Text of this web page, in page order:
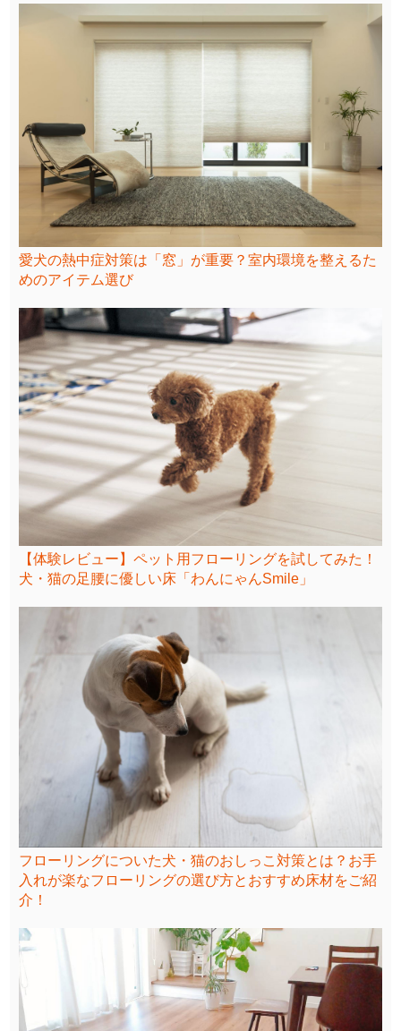
愛犬の熱中症対策は「窓」が重要？室内環境を整えるた
めのアイテム選び
【体験レビュー】ペット用フローリングを試してみた！
犬・猫の足腰に優しい床「わんにゃんSmile」
フローリングについた犬・猫のおしっこ対策とは？お手
入れが楽なフローリングの選び方とおすすめ床材をご紹
介！